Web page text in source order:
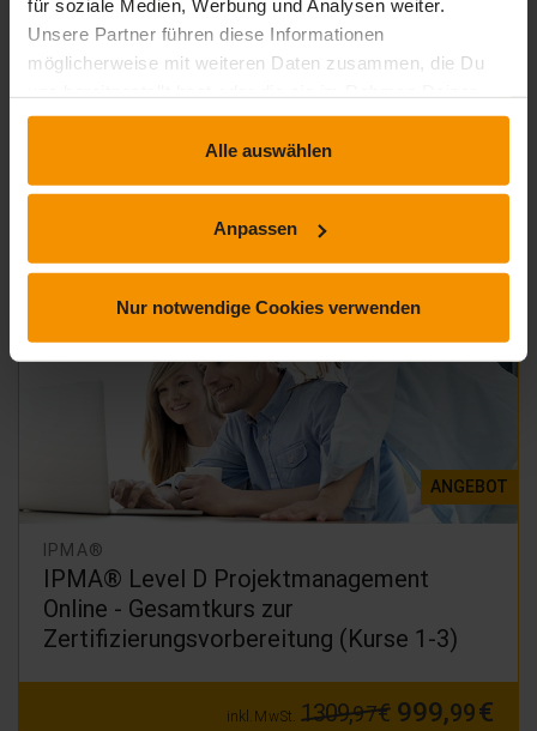
für soziale Medien, Werbung und Analysen weiter.
Unsere Partner führen diese Informationen
möglicherweise mit weiteren Daten zusammen, die Du
Nutzung der Dienste gesammelt haben.
Alle auswählen
Anpassen
Nur notwendige Cookies verwenden
DIGITALISIERUNG
Gesetz zum Einsatz von KI in der EU
inkl. MwSt. 39,99€
ANGEBOT
IPMA®
IPMA® Level D Projektmanagement
Online - Gesamtkurs zur
Zertifizierungsvorbereitung (Kurse 1-3)
inkl. MwSt. 1309,97€ 999,99€